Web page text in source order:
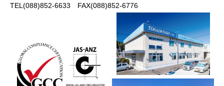
TEL(088)852-6633 FAX(088)852-6776